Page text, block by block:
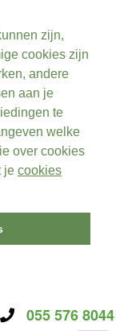
zijn,
cookies zijn
andere
aan je
te
welke
over cookies
je cookies
055 576 8044